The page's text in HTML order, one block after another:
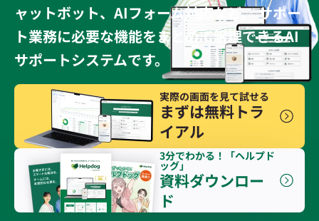
ャットボット、AIフォーム対応など、 サポー
ト業務に必要な機能をまとめて管理できるAI
サポートシステムです。
実際の画面を見て試せる
まずは無料トラ
イアル
3分でわかる！「ヘルプド
ッグ」
資料ダウンロー
ド